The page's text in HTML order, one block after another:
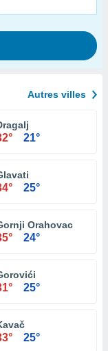
Autres villes
21°
25°
Orahovac
24°
25°
25°